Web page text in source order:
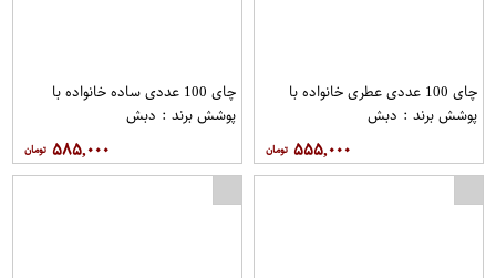
چای 100 عددی عطری خانواده با
پوشش برند : دبش
۵۵۵,۰۰۰
چای 100 عددی ساده خانواده با
پوشش برند : دبش
۵۸۵,۰۰۰